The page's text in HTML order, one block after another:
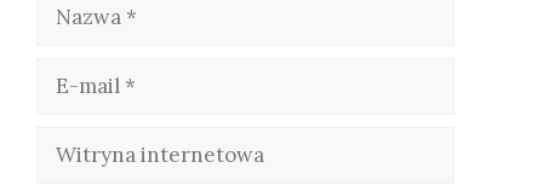
mail
internetowa